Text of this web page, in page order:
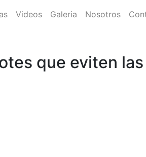
Videos Galeria Nosotros
que eviten las